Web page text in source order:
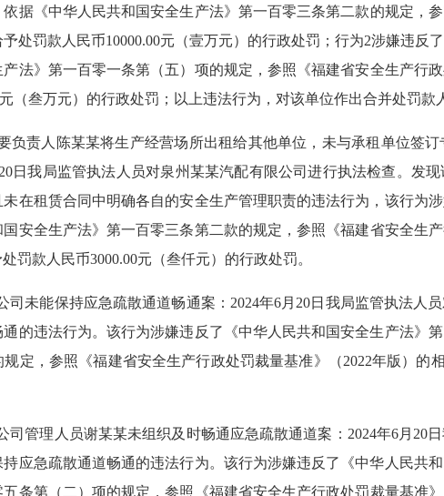
据《中华人民共和国安全生产法》第一百零三条第二款的规定，
处罚款人民币10000.00元（壹万元） 的行政处罚；行为2涉嫌违反
法》第一百零一条第（五）项的规定， 参照《福建省安全生产行
（叁万元） 的行政处罚；以上违法行为，对该单位作出合并处罚款
负责人陈某某将生产经营场所出租给其他单位，未与承租单位签
日我局监管执法人员对泉州某某汽配有限公司进行执法检查。发
在租赁合同中明确各自的安全生产管理职责的违法行为，该行为
安全生产法》第一百零三条第二款的规定，参照《福建省安全生
罚款人民币3000.00元（叁仟元）的行政处罚。
司未能保持应急疏散通道畅通案： 2024年6月 20日我局监管执法人
的违法行为。该行为涉嫌违反了《中华人民共和国安全生产法》
定， 参照《福建省安全生产行政处罚裁量基准》（2022年版）的
司管理人员谢某某未组织及时畅通应急疏散通道案： 2024年6月 20
应急疏散通道畅通的违法行为。该行为涉嫌违反了《中华人民共
条第（二）项的规定，参照《福建省安全生产行政处罚裁量基准》